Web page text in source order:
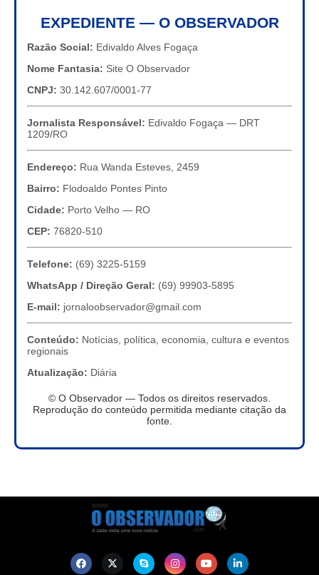
EXPEDIENTE — O OBSERVADOR
Razão Social: Edivaldo Alves Fogaça
Nome Fantasia: Site O Observador
CNPJ: 30.142.607/0001-77
Jornalista Responsável: Edivaldo Fogaça — DRT
1209/RO
Endereço: Rua Wanda Esteves, 2459
Bairro: Flodoaldo Pontes Pinto
Cidade: Porto Velho — RO
CEP: 76820-510
Telefone: (69) 3225-5159
WhatsApp / Direção Geral: (69) 99903-5895
E-mail: jornaloobservador@gmail.com
Conteúdo: Notícias, política, economia, cultura e eventos
regionais
Atualização: Diária
© O Observador — Todos os direitos reservados.
Reprodução do conteúdo permitida mediante citação da
fonte.